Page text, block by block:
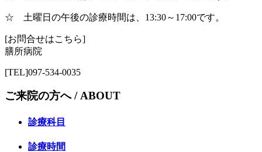
☆ 土曜日の午後の診療時間は、13:30～17:00です。
[お問合せはこちら]
膳所病院
[TEL]097-534-0035
ご来院の方へ /ABOUT
診療科目
診療時間